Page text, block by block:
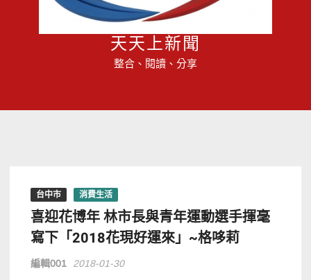
天天上新聞
整合、閱讀、分享
台中市 消費生活
喜迎花博年 林市長與青年運動選手揮毫
寫下「2018花現好運來」~格哆莉
編輯001 2018-01-30